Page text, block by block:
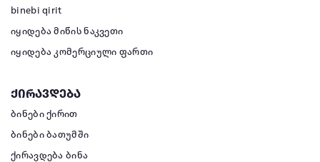
binebi qirit
იყიდება მიწის ნაკვეთი
იყიდება კომერციული ფართი
ქირავდება
ბინები ქირით
ბინები ბათუმში
ქირავდება ბინა